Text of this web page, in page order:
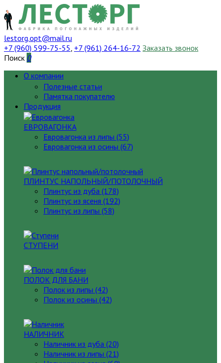
lestorg.opt@mail.ru
+7 (960) 599-75-55, +7 (961) 264-16-72 Заказать звонок
Поиск 0
О компании
Полезные статьи
Памятка покупателю
Продукция
ЕВРОВАГОНКА
Евровагонка из липы (55)
Евровагонка из осины (67)
ПЛИНТУС НАПОЛЬНЫЙ/ПОТОЛОЧНЫЙ
Плинтус из дуба (178)
Плинтус из ясеня (192)
Плинтус из липы (58)
СТУПЕНИ
ПОЛОК ДЛЯ БАНИ
Полок из липы (42)
Полок из осины (42)
НАЛИЧНИК
Наличник из дуба (20)
Наличник из липы (21)